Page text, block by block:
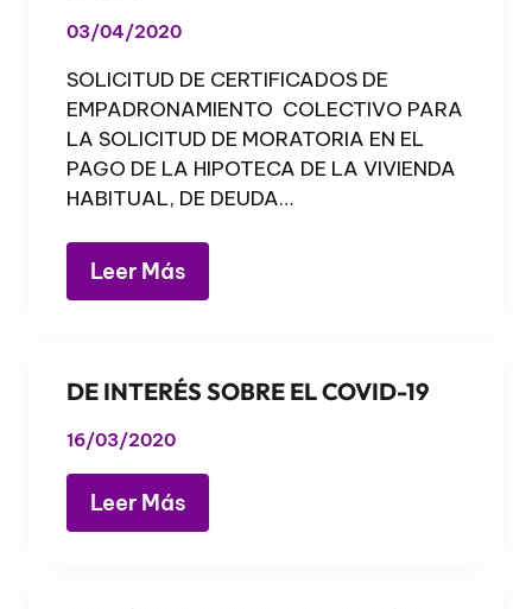
03/04/2020
SOLICITUD DE CERTIFICADOS DE
EMPADRONAMIENTO COLECTIVO PARA
LA SOLICITUD DE MORATORIA EN EL
PAGO DE LA HIPOTECA DE LA VIVIENDA
HABITUAL, DE DEUDA…
Leer Más
DE INTERÉS SOBRE EL COVID-19
16/03/2020
Leer Más